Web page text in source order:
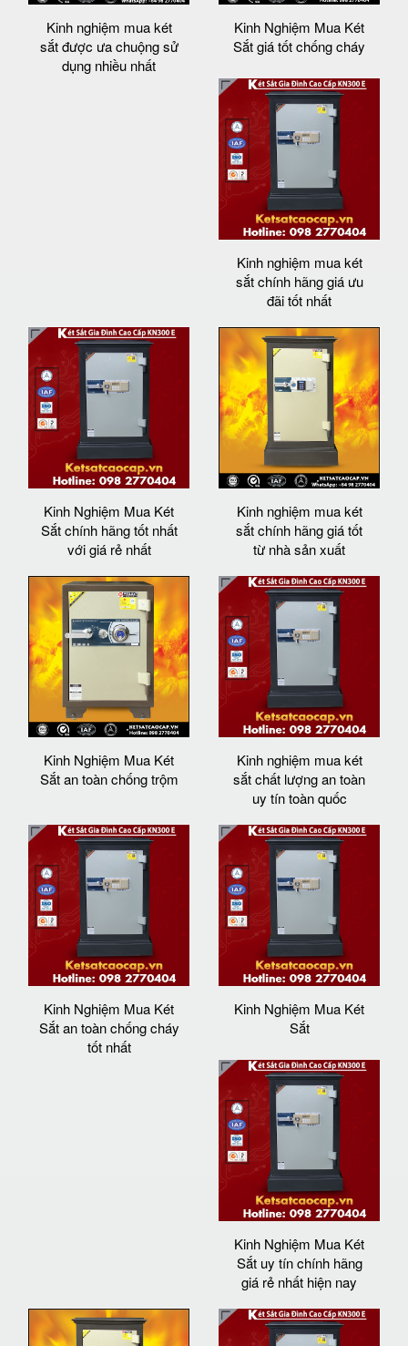
Kinh nghiệm mua két
sắt được ưa chuộng sử
dụng nhiều nhất
Kinh Nghiệm Mua Két
Sắt giá tốt chống cháy
Kinh nghiệm mua két
sắt chính hãng giá ưu
đãi tốt nhất
Kinh Nghiệm Mua Két
Sắt chính hãng tốt nhất
với giá rẻ nhất
Kinh nghiệm mua két
sắt chính hãng giá tốt
từ nhà sản xuất
Kinh Nghiệm Mua Két
Sắt an toàn chống trộm
Kinh nghiệm mua két
sắt chất lượng an toàn
uy tín toàn quốc
Kinh Nghiệm Mua Két
Sắt an toàn chống cháy
tốt nhất
Kinh Nghiệm Mua Két
Sắt
Kinh Nghiệm Mua Két
Sắt uy tín chính hãng
giá rẻ nhất hiện nay